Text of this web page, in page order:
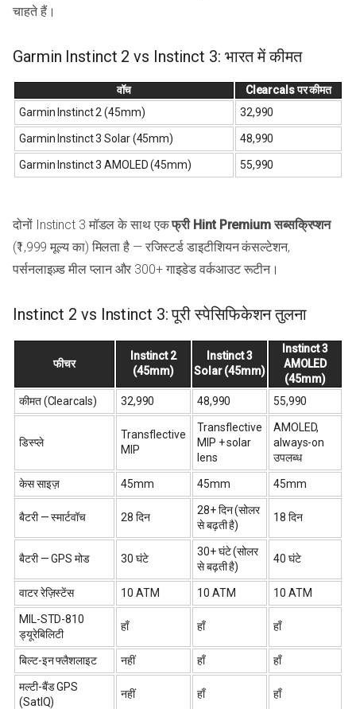
चाहते हैं।
Garmin Instinct 2 vs Instinct 3: भारत में कीमत
वॉच
Clearcals पर कीमत
Garmin Instinct 2 (45mm)
₹32,990
Garmin Instinct 3 Solar (45mm) ₹48,990
Garmin Instinct 3 AMOLED (45mm) ₹55,990
दोनों Instinct 3 मॉडल के साथ एकफ्री Hint Premium सब्सक्रिप्शन
(₹1,999 मूल्य का) मिलता है — रजिस्टर्ड डाइटीशियन कंसल्टेशन,
पर्सनलाइज़्ड मील प्लान और 300+ गाइडेड वर्कआउट रूटीन।
Instinct 2 vs Instinct 3: पूरी स्पेसिफिकेशन तुलना
फीचर
Instinct 2
(45mm)
Instinct 3
Solar (45mm)
Instinct 3
AMOLED
(45mm)
कीमत (Clearcals)
₹32,990 ₹48,990 ₹55,990
डिस्प्ले
Transflective
MIP
Transflective
MIP + solar
lens
AMOLED,
always-on
उपलब्ध
केस साइज़ 45mm 45mm 45mm
बैटरी — स्मार्टवॉच 28 दिन
28+ दिन (सोलर
से बढ़ती है)
18 दिन
बैटरी — GPS मोड 30 घंटे
30+ घंटे (सोलर
से बढ़ती है)
40 घंटे
वाटर रेज़िस्टेंस 10 ATM 10 ATM 10 ATM
MIL-STD-810
ड्यूरेबिलिटी
हाँ हाँ हाँ
बिल्ट-इन फ्लैशलाइट नहीं हाँ हाँ
मल्टी-बैंड GPS
(SatIQ)
नहीं हाँ हाँ